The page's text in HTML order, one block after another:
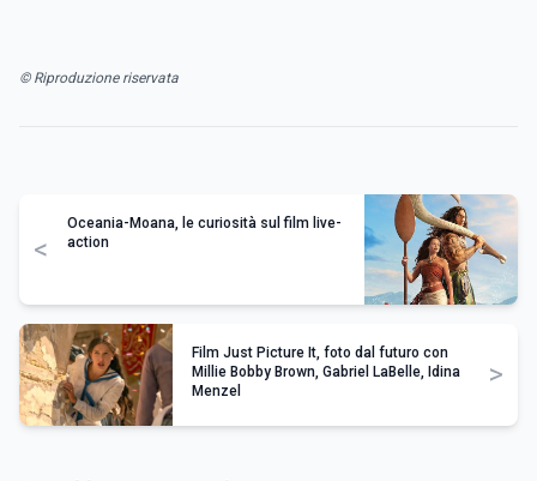
© Riproduzione riservata
<
Oceania-Moana, le curiosità sul film live-
action
Film Just Picture It, foto dal futuro con
Millie Bobby Brown, Gabriel LaBelle, Idina
Menzel
>